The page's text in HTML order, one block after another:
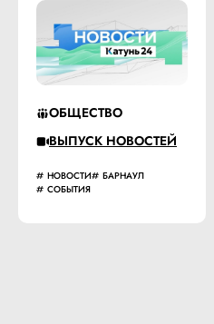
ОБЩЕСТВО
ВЫПУСК НОВОСТЕЙ
НОВОСТИ
БАРНАУЛ
СОБЫТИЯ